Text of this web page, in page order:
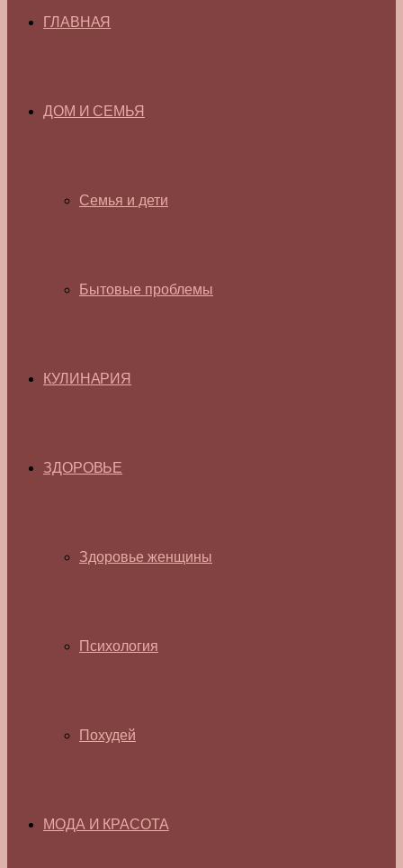
ГЛАВНАЯ
ДОМ И СЕМЬЯ
Семья и дети
Бытовые проблемы
КУЛИНАРИЯ
ЗДОРОВЬЕ
Здоровье женщины
Психология
Похудей
МОДА И КРАСОТА